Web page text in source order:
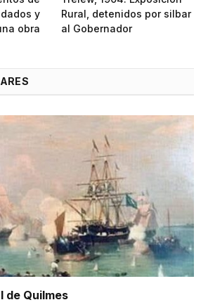
y
obra
Rural, detenidos por silbar
al Gobernador
de Quilmes